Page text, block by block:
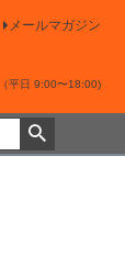
メールマガジン
（平日 9:00〜18:00)